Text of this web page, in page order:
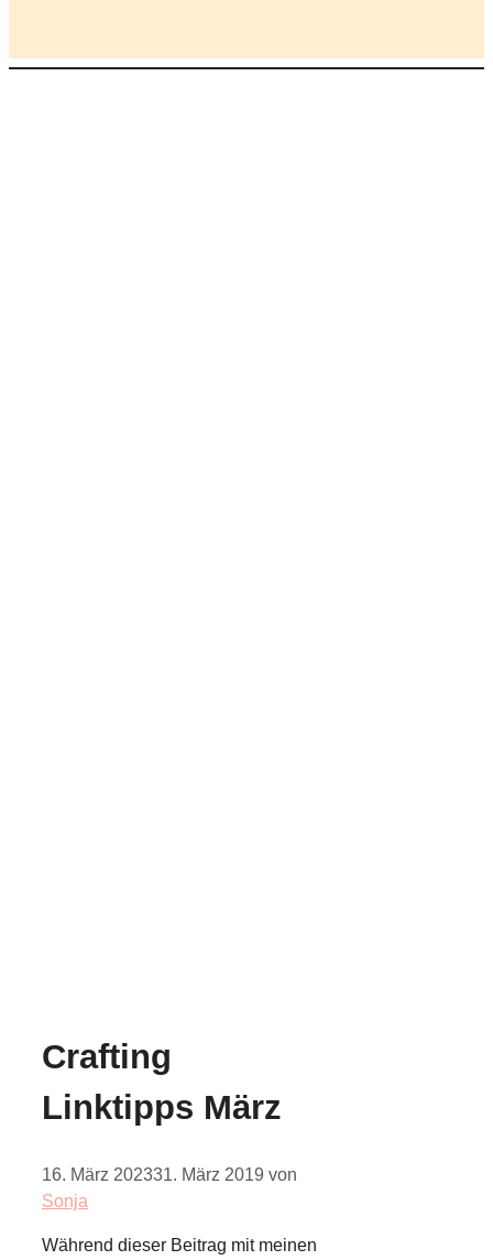
Crafting
Linktipps März
16. März 202331. März 2019 von
Sonja
Während dieser Beitrag mit meinen